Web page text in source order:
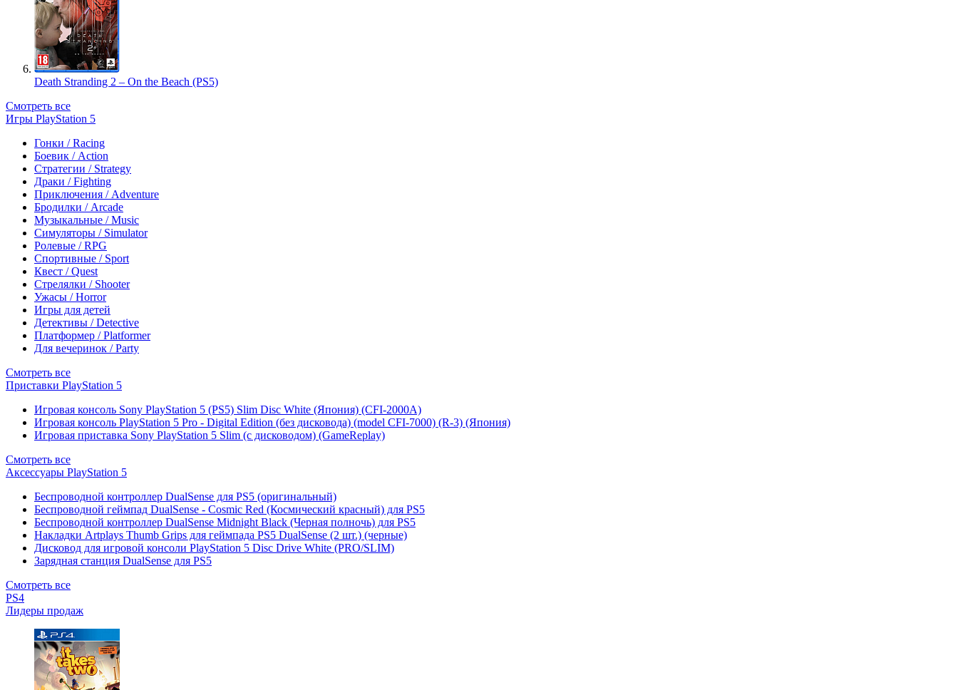
Death Stranding 2 – On the Beach (PS5)
Смотреть все
Игры PlayStation 5
Гонки / Racing
Боевик / Action
Стратегии / Strategy
Драки / Fighting
Приключения / Adventure
Бродилки / Arcade
Музыкальные / Music
Симуляторы / Simulator
Ролевые / RPG
Спортивные / Sport
Квест / Quest
Стрелялки / Shooter
Ужасы / Horror
Игры для детей
Детективы / Detective
Платформер / Platformer
Для вечеринок / Party
Смотреть все
Приставки PlayStation 5
Игровая консоль Sony PlayStation 5 (PS5) Slim Disc White (Япония) (CFI-2000A)
Игровая консоль PlayStation 5 Pro - Digital Edition (без дисковода) (model CFI-7000) (R-3) (Япония)
Игровая приставка Sony PlayStation 5 Slim (с дисководом) (GameReplay)
Смотреть все
Аксессуары PlayStation 5
Беспроводной контроллер DualSense для PS5 (оригинальный)
Беспроводной геймпад DualSense - Cosmic Red (Космический красный) для PS5
Беспроводной контроллер DualSense Midnight Black (Черная полночь) для PS5
Накладки Artplays Thumb Grips для геймпада PS5 DualSense (2 шт.) (черные)
Дисковод для игровой консоли PlayStation 5 Disc Drive White (PRO/SLIM)
Зарядная станция DualSense для PS5
Смотреть все
PS4
Лидеры продаж